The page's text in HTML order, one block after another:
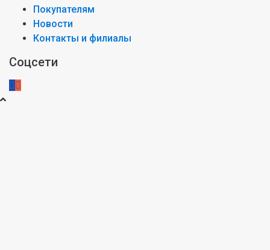
Покупателям
Новости
Контакты и филиалы
Соцсети